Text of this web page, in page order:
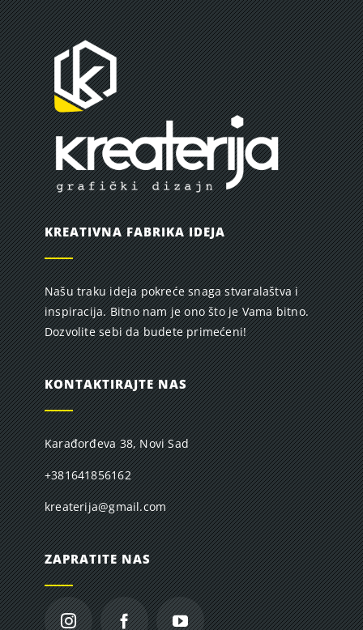
KREATIVNA FABRIKA IDEJA
Našu traku ideja pokreće snaga stvaralaštva i
inspiracija. Bitno nam je ono što je Vama bitno.
Dozvolite sebi da budete primećeni!
KONTAKTIRAJTE NAS
Karađorđeva 38, Novi Sad
+381641856162
kreaterija@gmail.com
ZAPRATITE NAS